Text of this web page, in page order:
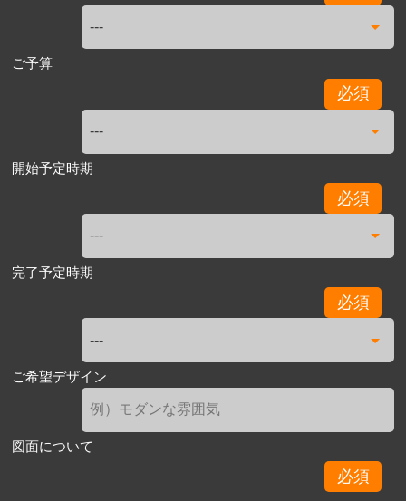
ご予算
必須
開始予定時期
必須
完了予定時期
必須
ご希望デザイン
図面について
必須